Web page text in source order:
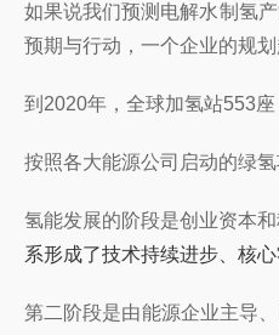
如果说我们预测电解水制氢
预期与行动，一个企业的规
到2020年，全球加氢站553
按照各大能源公司启动的绿
氢能发展的阶段是创业资本
系形成了技术持续进步、核
第二阶段是由能源企业主导